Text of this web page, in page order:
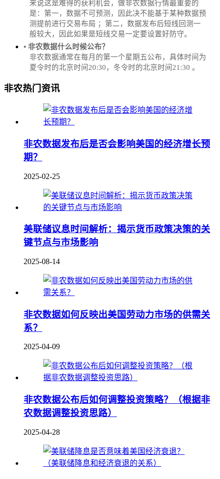
来说这是难得的获利机会，做非农数据行情最重要的
是：第一，数据不可预测，因此决不能基于某种数据预
测提前进行交易布局 ；第二，数据发布后短线回测一
般较大，因此如果是短线交易一定要设置好防守。
• 非农数据什么时候公布？
‌非农数据通常在每月的第一个星期五公布，具体时间为
夏令时的北京时间20:30，冬令时的北京时间21:30‌‌ 。
非农热门资讯
非农数据发布后是否会影响美国的经济增长预
期？
2025-02-25
美联储议息时间解析：揭示货币政策决策的关
键节点与市场影响
2025-08-14
非农数据如何反映出美国劳动力市场的供需关
系？
2025-04-09
非农数据公布后如何调整投资策略？（根据非
农数据调整投资思路）
2025-04-28